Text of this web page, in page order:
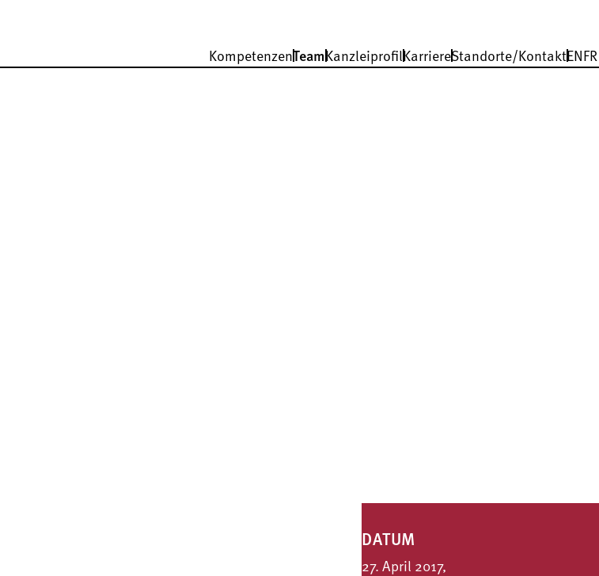
KompetenzenTeam KanzleiprofilKarriereStandorte/KontaktENFR
DATUM
27. April 2017,